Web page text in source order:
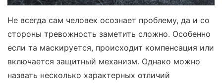
Не всегда сам человек осознает проблему, да и со
стороны тревожность заметить сложно. Особенно
если та маскируется, происходит компенсация или
включается защитный механизм. Однако можно
назвать несколько характерных отличий